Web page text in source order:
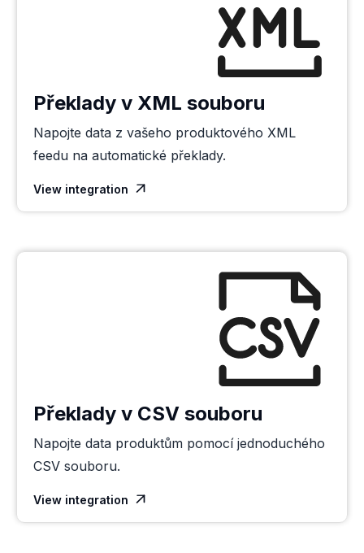
Překlady v XML souboru
Napojte data z vašeho produktového XML
feedu na automatické překlady.
View integration 
Překlady v CSV souboru
Napojte data produktům pomocí jednoduchého
CSV souboru.
View integration 